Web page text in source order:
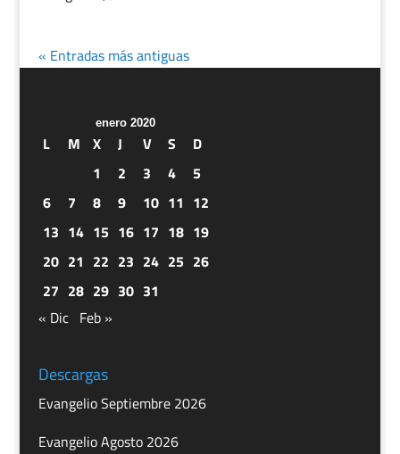
« Entradas más antiguas
enero 2020
L M X J V S
D
1
2 3 4
5
6
7 8 9 10 11 12
13 14 15 16 17 18 19
20 21 22 23 24 25 26
27 28 29 30 31
« Dic Feb »
Descargas
Evangelio Septiembre 2026
Evangelio Agosto 2026